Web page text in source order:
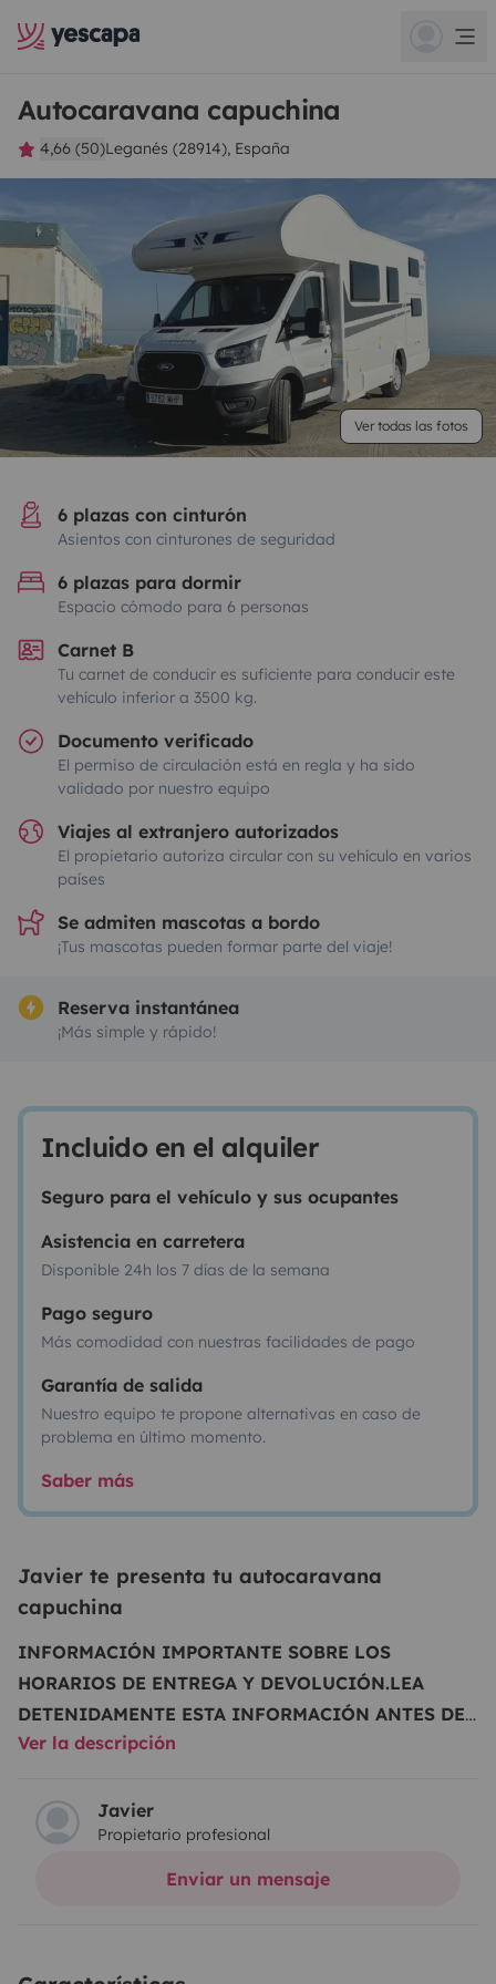
Autocaravana capuchina
4,66 (50)Leganés (28914), España
Ver todas las fotos
6 plazas con cinturón
Asientos con cinturones de seguridad
6 plazas para dormir
Espacio cómodo para 6 personas
Carnet B
Tu carnet de conducir es suficiente para conducir este
vehículo inferior a 3500 kg.
Documento verificado
El permiso de circulación está en regla y ha sido
validado por nuestro equipo
Viajes al extranjero autorizados
El propietario autoriza circular con su vehículo en varios
países
Se admiten mascotas a bordo
¡Tus mascotas pueden formar parte del viaje!
Reserva instantánea
¡Más simple y rápido!
Incluido en el alquiler
Seguro para el vehículo y sus ocupantes
Asistencia en carretera
Disponible 24h los 7 días de la semana
Pago seguro
Más comodidad con nuestras facilidades de pago
Garantía de salida
Nuestro equipo te propone alternativas en caso de
problema en último momento.
Saber más
Javier te presenta tu autocaravana
capuchina
INFORMACIÓN IMPORTANTE SOBRE LOS
HORARIOS DE ENTREGA Y DEVOLUCIÓN.LEA
DETENIDAMENTE ESTA INFORMACIÓN ANTES DE
RESERVAR EL
son los horarios que rigen la reserva, aunque en la
reserva final de Yescapa indique
Ver la descripción
Javier
Propietario profesional
Enviar un mensaje